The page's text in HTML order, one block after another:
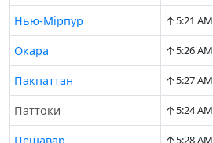
Нью-Мірпур ↑5:21 AM
Окара ↑5:26 AM
Пакпаттан ↑5:27 AM
Паттоки ↑5:24 AM
↑5:28 AM